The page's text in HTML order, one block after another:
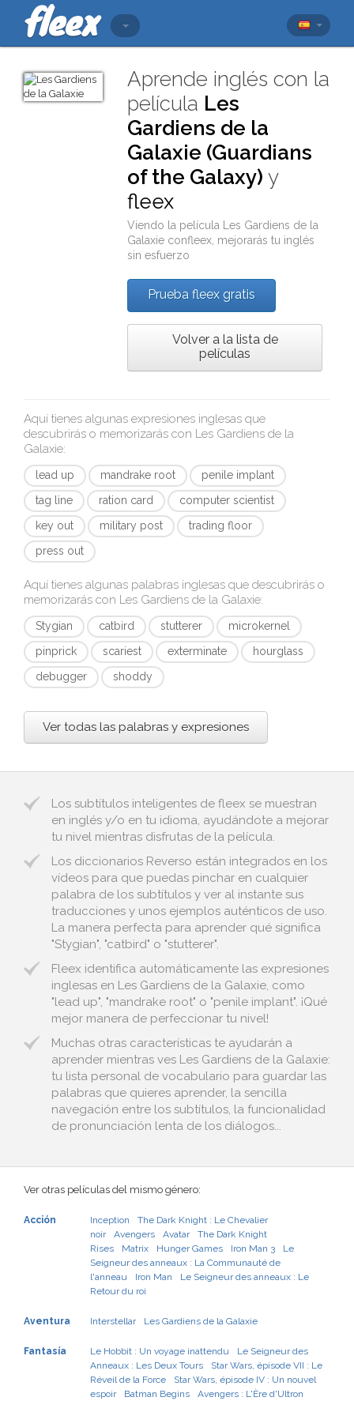
Aprende inglés con la
película Les
Gardiens de la
Galaxie (Guardians
of the Galaxy) y
fleex
Viendo la película
Les Gardiens de la
Galaxie confleex , mejorarás tu inglés
sin esfuerzo
Prueba fleex gratis
Volver a la lista de
películas
Aquí tienes algunas expresiones inglesas que
descubrirás o memorizarás con Les Gardiens de la
Galaxie:
lead up mandrake root
penile implant
tag line
ration card
computer scientist
key out
military post
trading floor
press out
Aquí tienes algunas palabras inglesas que descubrirás o
memorizarás con Les Gardiens de la Galaxie:
Stygian catbird stutterer
microkernel
pinprick
scariest exterminate
hourglass
debugger
shoddy
Ver todas las palabras y expresiones
Los subtítulos inteligentes de fleex se muestran
en inglés y/o en tu idioma, ayudándote a mejorar
tu nivel mientras disfrutas de la película.
Los diccionarios Reverso están integrados en los
vídeos para que puedas pinchar en cualquier
palabra de los subtítulos y ver al instante sus
traducciones y unos ejemplos auténticos de uso.
La manera perfecta para aprender qué significa
"Stygian", "catbird" o "stutterer".
Fleex identifica automáticamente las expresiones
inglesas en Les Gardiens de la Galaxie, como
"lead up", "mandrake root" o "penile implant". ¡Qué
mejor manera de perfeccionar tu nivel!
Muchas otras características te ayudarán a
aprender mientras ves Les Gardiens de la Galaxie:
tu lista personal de vocabulario para guardar las
palabras que quieres aprender, la sencilla
navegación entre los subtítulos, la funcionalidad
de pronunciación lenta de los diálogos...
Ver otras películas del mismo género:
Acción Inception
The Dark Knight : Le Chevalier
noir
Avengers Avatar
The Dark Knight
Rises
Matrix Hunger Games Iron Man 3
Le
Seigneur des anneaux : La Communauté de
l'anneau
Iron Man
Le Seigneur des anneaux : Le
Retour du roi
Aventura Interstellar Les Gardiens de la Galaxie
Fantasía Le Hobbit : Un voyage inattendu
Le Seigneur des
Anneaux : Les Deux Tours
Star Wars, épisode VII : Le
Réveil de la Force
Star Wars, épisode IV : Un nouvel
espoir
Batman Begins Avengers : L'Ère d'Ultron